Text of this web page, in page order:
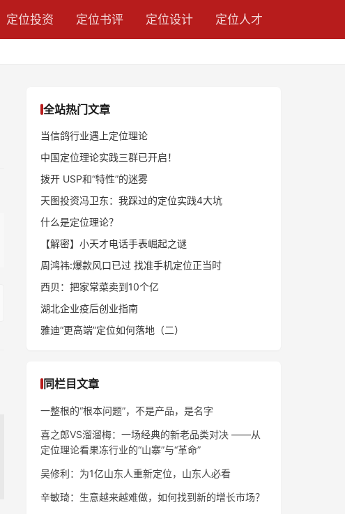
定位投资 定位书评 定位设计 定位人才
全站热门文章
当信鸽行业遇上定位理论
中国定位理论实践三群已开启！
拨开 USP和“特性”的迷雾
天图投资冯卫东：我踩过的定位实践4大坑
什么是定位理论？
【解密】小天才电话手表崛起之谜
周鸿祎:爆款风口已过 找准手机定位正当时
西贝：把家常菜卖到10个亿
湖北企业疫后创业指南
雅迪“更高端”定位如何落地（二）
同栏目文章
一整根的“根本问题”，不是产品，是名字
喜之郎VS溜溜梅：一场经典的新老品类对决 ——从
定位理论看果冻行业的“山寨”与“革命”
吴修利：为1亿山东人重新定位，山东人必看
辛敏琦：生意越来越难做，如何找到新的增长市场？